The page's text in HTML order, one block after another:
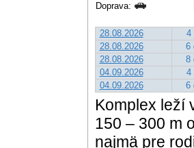
Doprava:
28.08.2026 4
28.08.2026
6
28.08.2026
8
04.09.2026
4
04.09.2026
6
Komplex leží
150 – 300 m
najmä pre